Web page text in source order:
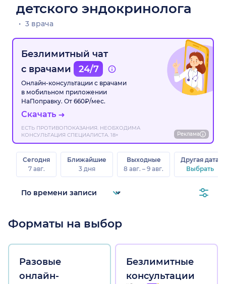
детского эндокринолога
3 врача
Безлимитный чат
с врачами
24/7
Онлайн-консультации с врачами
в мобильном приложении
НаПоправку. От 660₽/мес.
Скачать
ЕСТЬ ПРОТИВОПОКАЗАНИЯ. НЕОБХОДИМА
КОНСУЛЬТАЦИЯ СПЕЦИАЛИСТА. 18+
Реклама
Сегодня
7 авг.
Ближайшие
3 дня
Выходные
8 авг. – 9 авг.
Другая дата
Выбрать
Форматы на выбор
Разовые
онлайн-
Безлимитные
консультации